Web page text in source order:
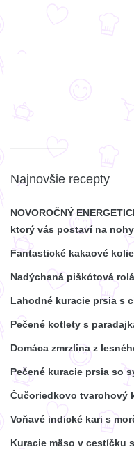
Najnovšie recepty
NOVOROČNÝ
ktorý vás postaví na
Fantastické kakaové
Nadýchaná piškótová
Lahodné kuracie prsia s
Pečené kotlety s
Domáca zmrzlina z
Pečené kuracie prsia so
Čučoriedkovo tvarohový
Voňavé indické kari s
Kuracie mäso v cestíčku